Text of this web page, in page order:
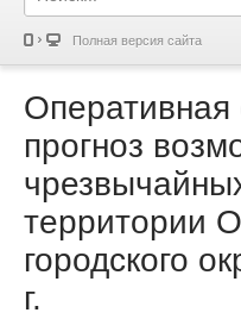
Полная версия сайта
Оперативная
прогноз
территории
городского
г.